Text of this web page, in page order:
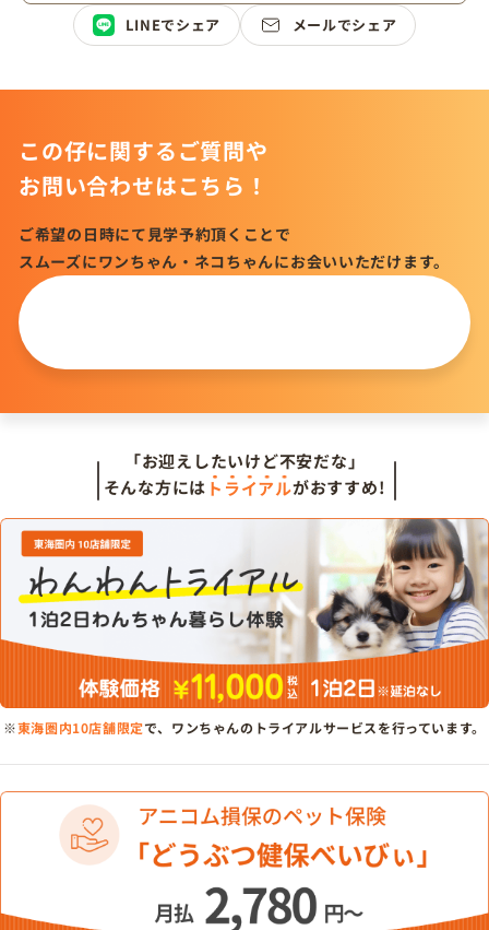
LINEでシェア メールでシェア
この仔に関するご質問や
お問い合わせはこちら！
ご希望の日時にて見学予約頂くことで
スムーズにワンちゃん・ネコちゃんにお会いいただけます。
「お迎えしたいけど不安だな」
そんな方には トライアルがおすすめ!
※東海圏内10店舗限定で、ワンちゃんのトライアルサービスを行っています。